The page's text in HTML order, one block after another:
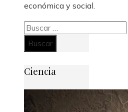
económica y social.
Buscar:
Ciencia